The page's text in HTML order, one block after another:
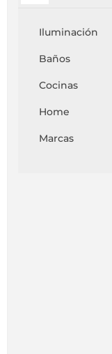
Iluminación
Baños
Cocinas
Home
Marcas